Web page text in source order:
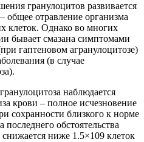
гранулоцитов развивается
отравление организма
клеток. Однако во многих
бывает смазана симптомами
гаптеновом агранулоцитозе)
(в случае
наблюдается
крови – полное исчезновение
сохранности близкого к норме
обстоятельства
ниже 1.5×109 клеток